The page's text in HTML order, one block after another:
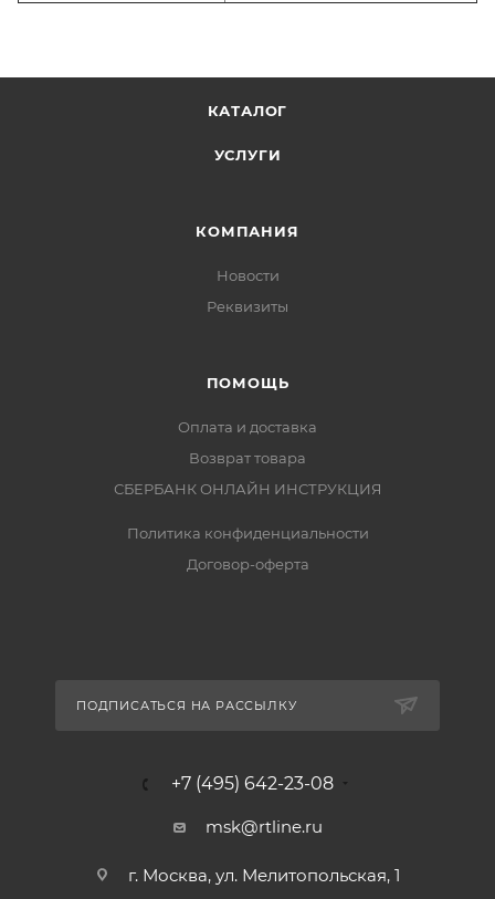
КАТАЛОГ
УСЛУГИ
КОМПАНИЯ
Новости
Реквизиты
ПОМОЩЬ
Оплата и доставка
Возврат товара
СБЕРБАНК ОНЛАЙН ИНСТРУКЦИЯ
Политика конфиденциальности
Договор-оферта
ПОДПИСАТЬСЯ НА РАССЫЛКУ
+7 (495) 642-23-08
msk@rtline.ru
г. Москва, ул. Мелитопольская, 1